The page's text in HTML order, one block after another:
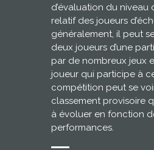
d’évaluation du niveau
relatif des joueurs
généralement, il peut
deux joueurs d’une
par de nombreux jeux
joueur qui participe à
compétition peut se
classement provisoire
à évoluer en fonction
performances.